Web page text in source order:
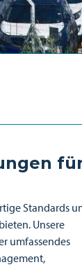
Standards
Unsere
umfassendes